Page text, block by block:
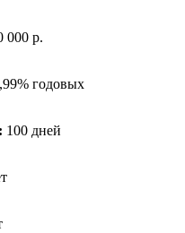
000 р.
годовых
100 дней